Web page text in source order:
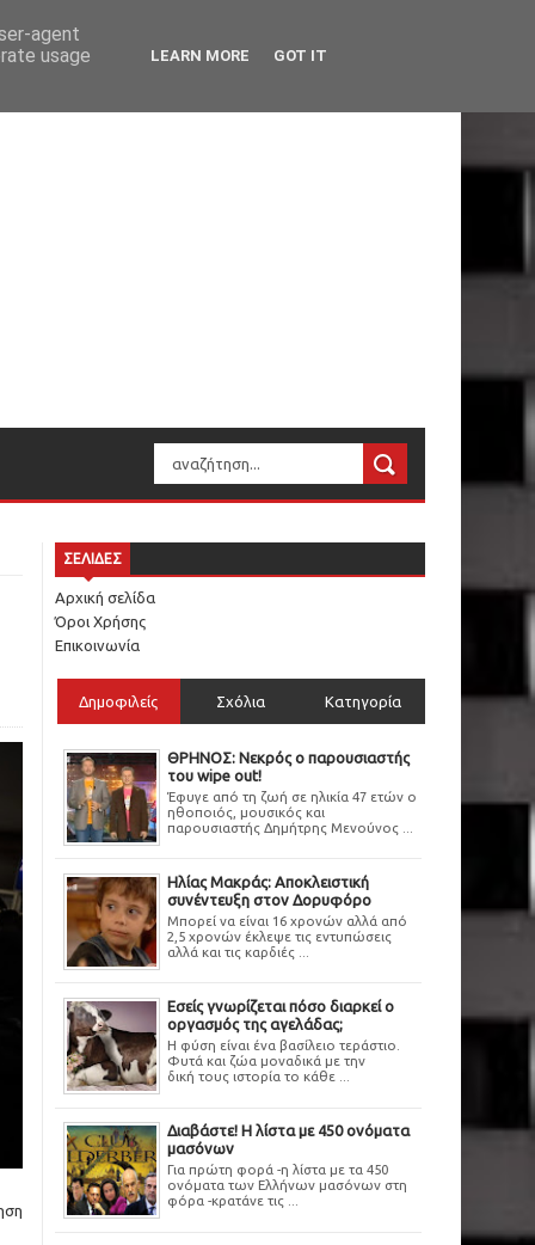
ΣΕΛΙΔΕΣ
Αρχική σελίδα
Όροι Χρήσης
Επικοινωνία
Δημοφιλείς Σχόλια Κατηγορία
ΘΡΗΝΟΣ: Νεκρός ο παρουσιαστής
του wipe out!
Έφυγε από τη ζωή σε ηλικία 47 ετών ο
ηθοποιός, μουσικός και
παρουσιαστής Δημήτρης Μενούνος ...
Ηλίας Μακράς: Αποκλειστική
συνέντευξη στον Δορυφόρο
Μπορεί να είναι 16 χρονών αλλά από
2,5 χρονών έκλεψε τις εντυπώσεις
αλλά και τις καρδιές ...
Εσείς γνωρίζεται πόσο διαρκεί ο
οργασμός της αγελάδας;
Η φύση είναι ένα βασίλειο τεράστιο.
Φυτά και ζώα μοναδικά με την
δική τους ιστορία το κάθε ...
Διαβάστε! Η λίστα με 450 ονόματα
μασόνων
Για πρώτη φορά -η λίστα με τα 450
ονόματα των Ελλήνων μασόνων στη
φόρα -κρατάνε τις ...
agent
usage
LEARN MORE GOT IT